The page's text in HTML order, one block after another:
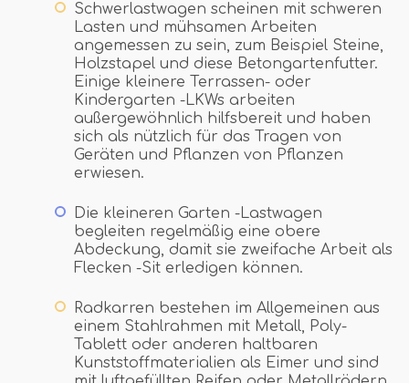
Schwerlastwagen scheinen mit schweren
Lasten und mühsamen Arbeiten
angemessen zu sein, zum Beispiel Steine,
Holzstapel und diese Betongartenfutter.
Einige kleinere Terrassen- oder
Kindergarten -LKWs arbeiten
außergewöhnlich hilfsbereit und haben
sich als nützlich für das Tragen von
Geräten und Pflanzen von Pflanzen
erwiesen.
Die kleineren Garten -Lastwagen
begleiten regelmäßig eine obere
Abdeckung, damit sie zweifache Arbeit als
Flecken -Sit erledigen können.
Radkarren bestehen im Allgemeinen aus
einem Stahlrahmen mit Metall, Poly-
Tablett oder anderen haltbaren
Kunststoffmaterialien als Eimer und sind